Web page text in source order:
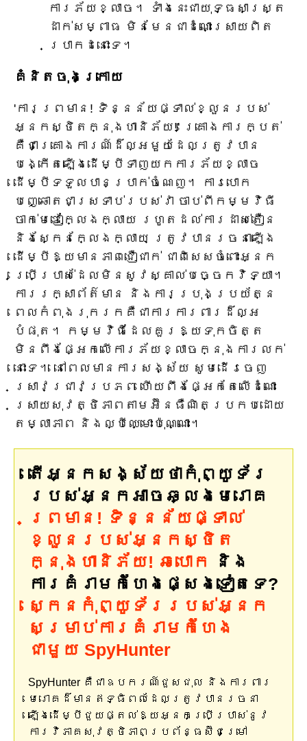
ការ​ភ័យ​ខ្លាច។ ទាំងនេះ​ជា​យុទ្ធសាស្ត្រ​
ដាក់​សម្ពាធ មិនមែន​ជា​ដំណោះស្រាយ​ពិត
ប្រាកដ​នោះទេ។
គំនិតចុងក្រោយ
'ការព្រមាន! ទិន្នន័យផ្ទាល់ខ្លួនរបស់
អ្នកស្ថិតក្នុងហានិភ័យ!' គ្រោងការក្បត់
គឺជាគ្រោងការណ៍ដ៏ល្អមួយដែលត្រូវបាន
បង្កើតឡើងដើម្បីទាញយកការភ័យខ្លាច
ដើម្បីទទួលបានប្រាក់ចំណេញ។ ការបោក
បញ្ឆោតជាស្រទាប់របស់វា ចាប់ពីកម្មវិធី
ចាក់មេឌៀក្លែងក្លាយ រហូតដល់ការដាស់តឿន
និងស្កែនក្លែងក្លាយ ត្រូវបានរចនាឡើង
ដើម្បីឱ្យមានភាពជឿជាក់ ជាពិសេសចំពោះអ្នក
ប្រើប្រាស់ដែលមិនសូវស្គាល់បច្ចេកវិទ្យា។
ការរក្សាព័ត៌មាន និងការប្រុងប្រយ័ត្ន
ពេលកំពុងរុករកគឺជាការការពារដ៏ល្អ
បំផុត។ កម្មវិធីដែលគួរឱ្យទុកចិត្ត
មិនពឹងផ្អែកលើការភ័យខ្លាចក្នុងការលក់
នោះទេ។ នៅពេលមានការសង្ស័យ សូមដើរចេញ
ស្រាវជ្រាវប្រភព ហើយពឹងផ្អែកតែលើដំណោះ
ស្រាយសុវត្ថិភាពតាមអ៊ីនធឺណិតប្រកបដោយ
តម្លាភាព និងល្បីឈ្មោះប៉ុណ្ណោះ។
តើអ្នកសង្ស័យថាកុំព្យូទ័រ
របស់អ្នកអាចឆ្លងមេរោគ
ព្រមាន! ទិន្នន័យផ្ទាល់
ខ្លួនរបស់អ្នកស្ថិត
ក្នុងហានិភ័យ! ឆបោក
និង
ការគំរាមកំហែងផ្សេងទៀតទេ?
ស្កេនកុំព្យូទ័ររបស់អ្នក
សម្រាប់ការគំរាមកំហែង
ជាមួយ SpyHunter
SpyHunter គឺជាឧបករណ៍ជួសជុល និងការពារ
មេរោគដ៏មានឥទ្ធិពលដែលត្រូវបានរចនា
ឡើងដើម្បីជួយផ្តល់ឱ្យអ្នកប្រើប្រាស់នូវ
ការវិភាគសុវត្ថិភាពប្រព័ន្ធស៊ីជម្រៅ